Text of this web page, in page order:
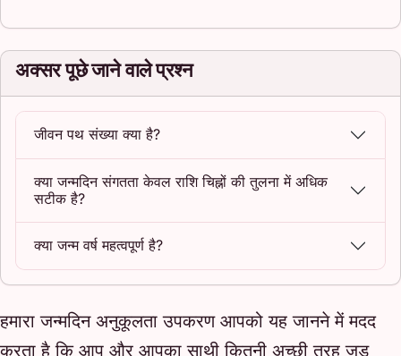
अक्सर पूछे जाने वाले प्रश्न
जीवन पथ संख्या क्या है?
क्या जन्मदिन संगतता केवल राशि चिह्नों की तुलना में अधिक
सटीक है?
क्या जन्म वर्ष महत्वपूर्ण है?
हमारा जन्मदिन अनुकूलता उपकरण आपको यह जानने में मदद
करता है कि आप और आपका साथी कितनी अच्छी तरह जुड़